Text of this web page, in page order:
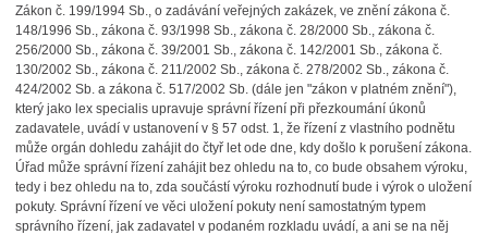
Zákon č. 199/1994 Sb., o zadávání veřejných zakázek, ve znění zákona č.
148/1996 Sb., zákona č. 93/1998 Sb., zákona č. 28/2000 Sb., zákona č.
256/2000 Sb., zákona č. 39/2001 Sb., zákona č. 142/2001 Sb., zákona č.
130/2002 Sb., zákona č. 211/2002 Sb., zákona č. 278/2002 Sb., zákona č.
424/2002 Sb. a zákona č. 517/2002 Sb. (dále jen "zákon v platném znění"),
který jako lex specialis upravuje správní řízení při přezkoumání úkonů
zadavatele, uvádí v ustanovení v § 57 odst. 1, že řízení z vlastního podnětu
může orgán dohledu zahájit do čtyř let ode dne, kdy došlo k porušení zákona.
Úřad může správní řízení zahájit bez ohledu na to, co bude obsahem výroku,
tedy i bez ohledu na to, zda součástí výroku rozhodnutí bude i výrok o uložení
pokuty. Správní řízení ve věci uložení pokuty není samostatným typem
správního řízení, jak zadavatel v podaném rozkladu uvádí, a ani se na něj